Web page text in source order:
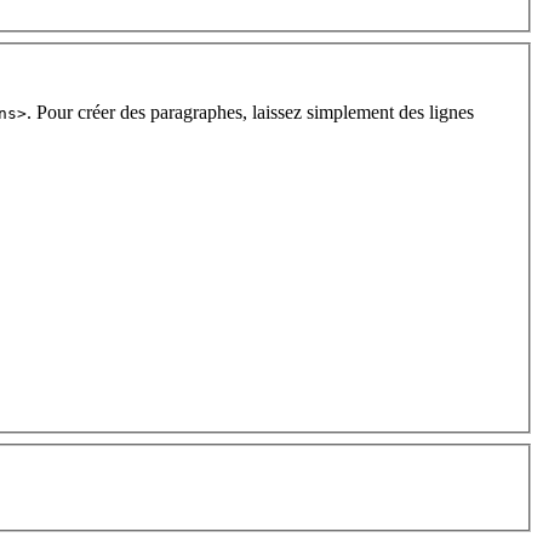
. Pour créer des paragraphes, laissez simplement des lignes